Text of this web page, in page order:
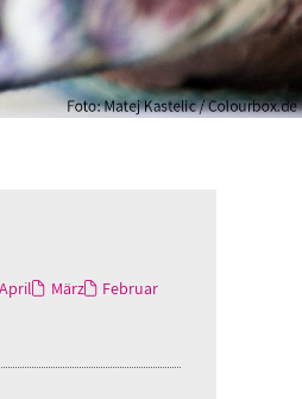
April März
Februar